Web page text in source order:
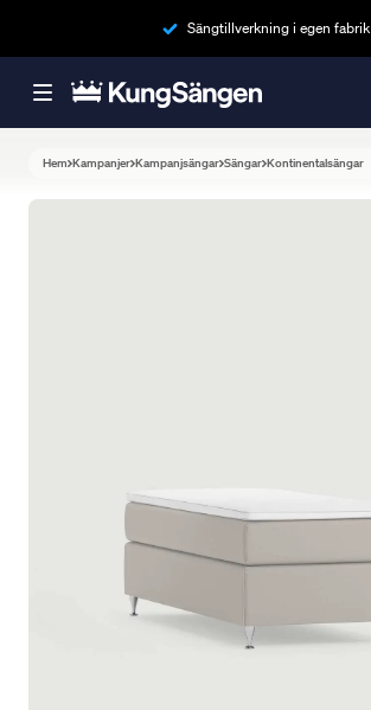
Sängtillverkning i egen fabrik
Hem Kampanjer Kampanjsängar Sängar Kontinentalsängar